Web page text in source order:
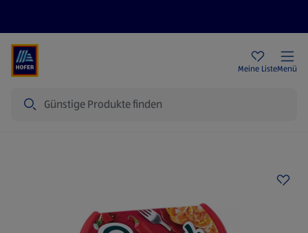
Meine ListeMenü